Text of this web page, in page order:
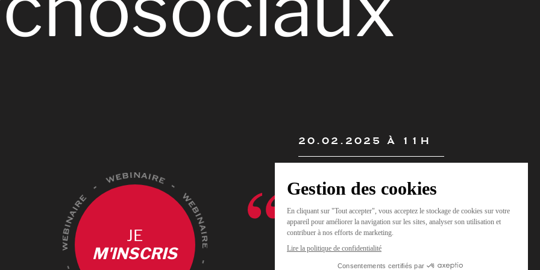
JE
M'INSCRIS
20.02.2025 À 11H
Camille Pradel et Virgile Pradel
thématique santé au travail :les
risques Psychosociaux .
Rendez-vous le jeudi 20 février